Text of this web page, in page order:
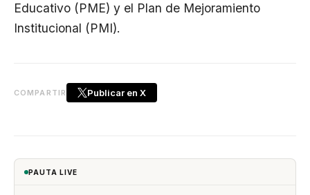
Educativo (PME) y el Plan de Mejoramiento
Institucional (PMI).
COMPARTIR Publicar en X
PAUTA LIVE